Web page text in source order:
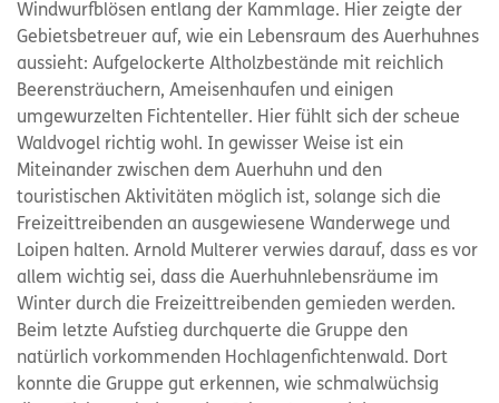
Windwurfblösen entlang der Kammlage. Hier zeigte der
Gebietsbetreuer auf, wie ein Lebensraum des Auerhuhnes
aussieht: Aufgelockerte Altholzbestände mit reichlich
Beerensträuchern, Ameisenhaufen und einigen
umgewurzelten Fichtenteller. Hier fühlt sich der scheue
Waldvogel richtig wohl. In gewisser Weise ist ein
Miteinander zwischen dem Auerhuhn und den
touristischen Aktivitäten möglich ist, solange sich die
Freizeittreibenden an ausgewiesene Wanderwege und
Loipen halten. Arnold Multerer verwies darauf, dass es vor
allem wichtig sei, dass die Auerhuhnlebensräume im
Winter durch die Freizeittreibenden gemieden werden.
Beim letzte Aufstieg durchquerte die Gruppe den
natürlich vorkommenden Hochlagenfichtenwald. Dort
konnte die Gruppe gut erkennen, wie schmalwüchsig